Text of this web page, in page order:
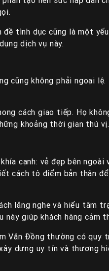
tình dục cũng là một
dịch vụ này.
cũng không phải ngoại
cách giao tiếp. Họ
khoảng thời gian thú vị.
cạnh: vẻ đẹp bên ngoài
cách tô điểm bản thân
lắng nghe và hiểu tâm
giúp khách hàng cảm
Đồng thường có quy
dựng uy tín và thương